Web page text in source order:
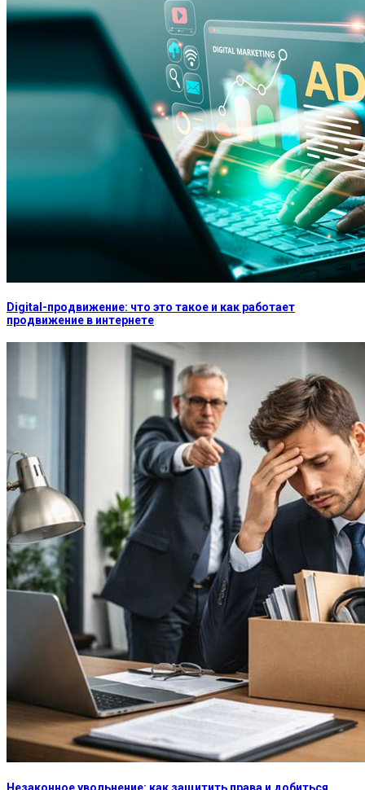
Digital-продвижение: что это такое и как работает
продвижение в интернете
Незаконное увольнение: как защитить права и добиться